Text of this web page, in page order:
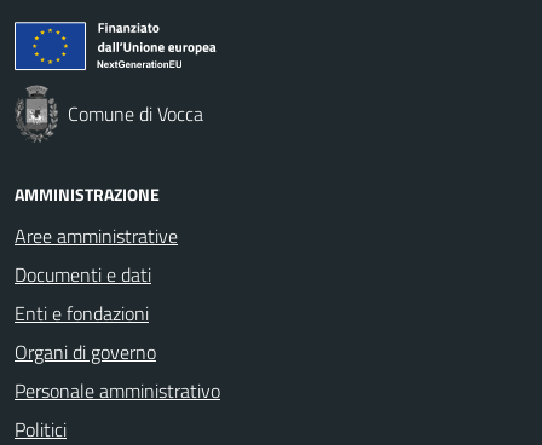
Comune di Vocca
AMMINISTRAZIONE
Aree amministrative
Documenti e dati
Enti e fondazioni
Organi di governo
Personale amministrativo
Politici